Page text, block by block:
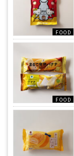
FOOD
FOOD